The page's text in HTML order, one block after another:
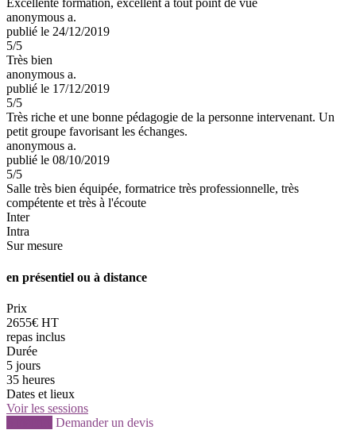
Excellente formation, excellent à tout point de vue
anonymous a.
publié le 24/12/2019
5/5
Très bien
anonymous a.
publié le 17/12/2019
5/5
Très riche et une bonne pédagogie de la personne intervenant. Un
petit groupe favorisant les échanges.
anonymous a.
publié le 08/10/2019
5/5
Salle très bien équipée, formatrice très professionnelle, très
compétente et très à l'écoute
Inter
Intra
Sur mesure
en présentiel ou à distance
Prix
2655€ HT
repas inclus
Durée
5 jours
35 heures
Dates et lieux
Voir les sessions
Demander un devis